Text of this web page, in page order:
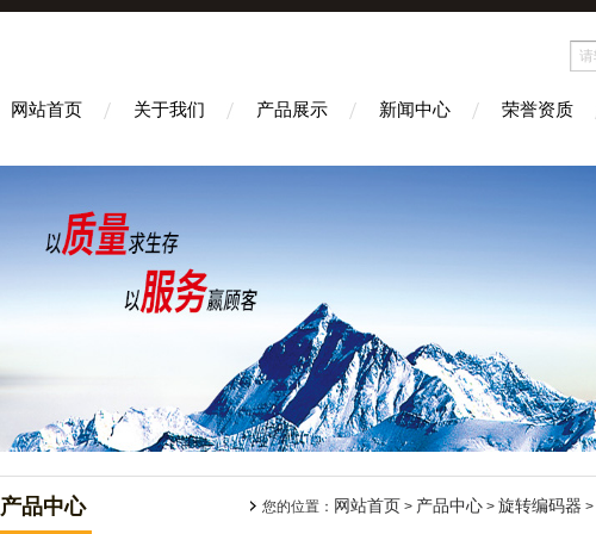
网站首页 关于我们 产品展示 新闻中心 荣誉资质
产品中心 您的位置： 网站首页 > 产品中心 > 旋转编码器 >